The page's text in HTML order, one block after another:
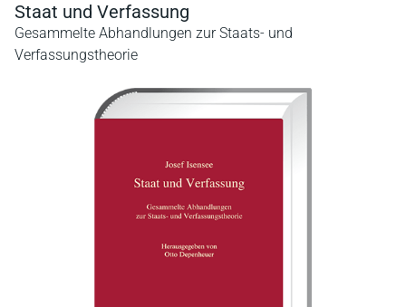
Staat und Verfassung
Gesammelte Abhandlungen zur Staats- und
Verfassungstheorie